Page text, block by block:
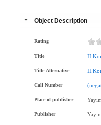
Object Description
Rating
Title
Title-Alternative
Call Number
Place of publisher
Publisher